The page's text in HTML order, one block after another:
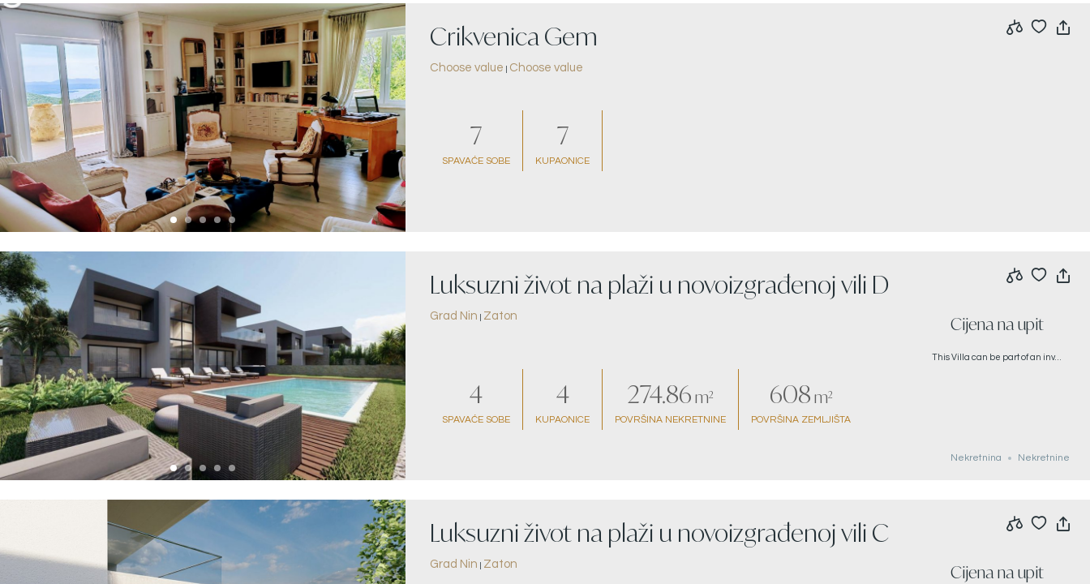
Crikvenica Gem
Choose value Choose value
7
SPAVAĆE SOBE
7
KUPAONICE
Luksuzni život na plaži u novoizgrađenoj vili D
Grad Nin Zaton Cijena na upit
This Villa can be part of an investment project purchase. Please call of further details.
4
SPAVAĆE SOBE
4
KUPAONICE
274.86 m²
POVRŠINA NEKRETNINE
608 m²
POVRŠINA ZEMLJIŠTA
Nekretnina Nekretnine
Luksuzni život na plaži u novoizgrađenoj vili C
Grad Nin Zaton Cijena na upit